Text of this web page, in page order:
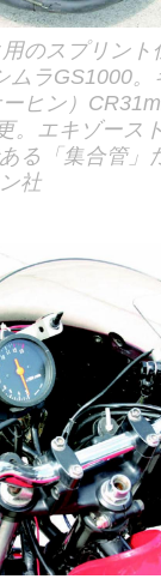
のスプリント
ムラGS1000
ヒン）
。エキゾース
る「集合管
社